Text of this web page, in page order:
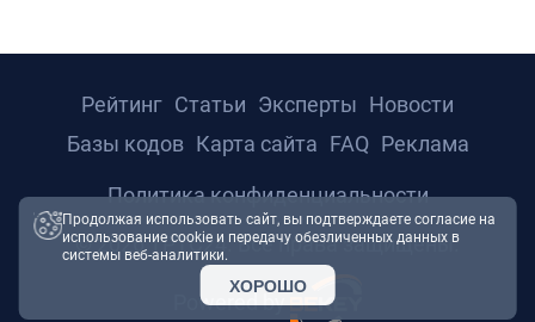
© 2026 ТРТС24. Все права защищены.
Powered by
Рейтинг Статьи Эксперты Новости
Базы кодов Карта сайта FAQ Реклама
Политика конфиденциальности
Продолжая использовать сайт, вы подтверждаете согласие на
использование cookie и передачу обезличенных данных в
системы веб-аналитики.
ХОРОШО